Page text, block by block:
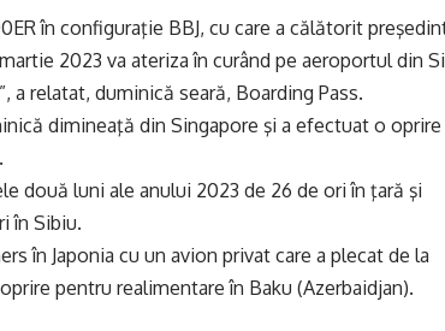
în configuraţie BBJ, cu care a călătorit
2023 va ateriza în curând pe aeroportul din
a relatat, duminică seară, Boarding Pass.
dimineaţă din Singapore şi a efectuat o oprire
două luni ale anului 2023 de 26 de ori în ţară şi
în Sibiu.
în Japonia cu un avion privat care a plecat de la
pentru realimentare în Baku (Azerbaidjan).